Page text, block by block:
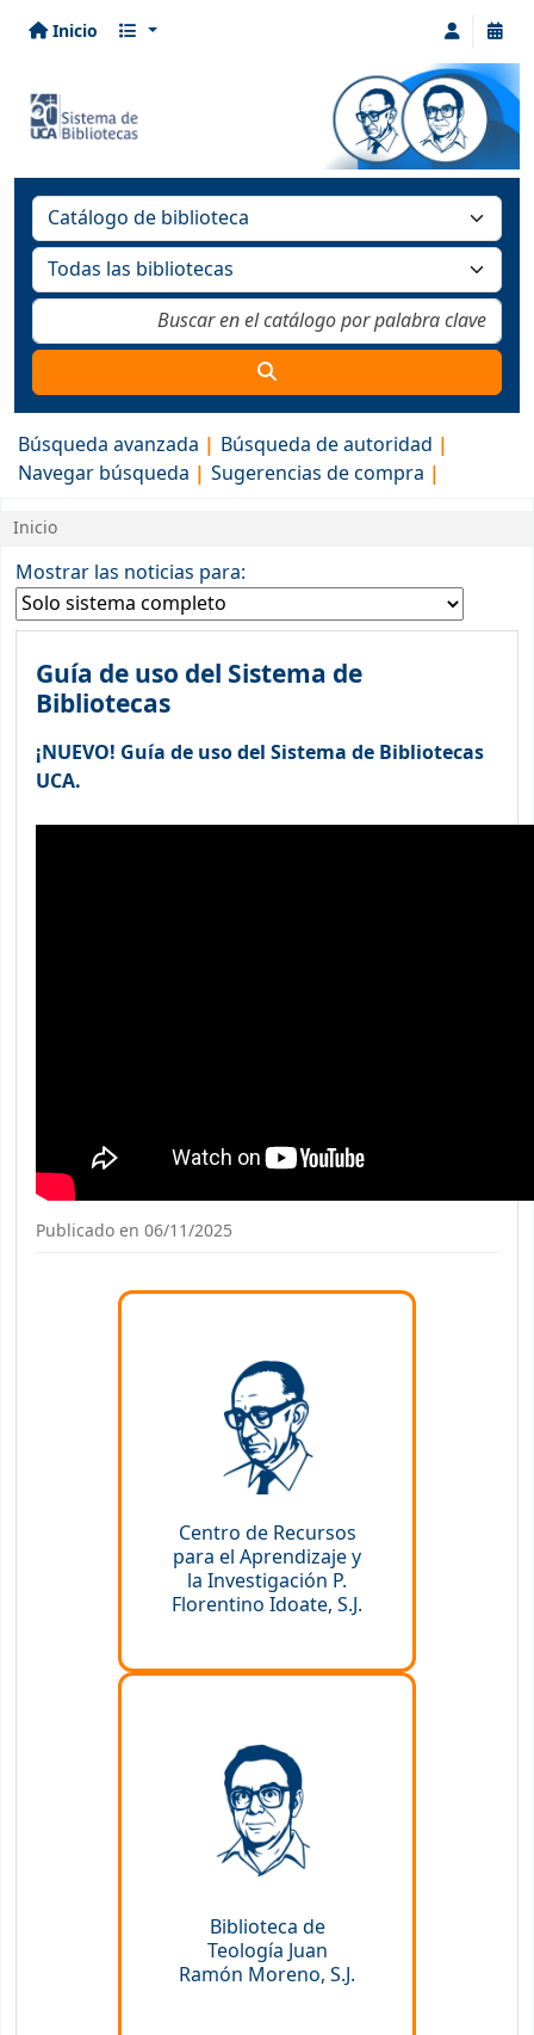
Inicio
Búsqueda avanzada
Búsqueda de autoridad
Navegar búsqueda
Sugerencias de compra
Inicio
Inicio
Noticias
Mostrar las noticias para:
Guía de uso del Sistema de
Bibliotecas
¡NUEVO! Guía de uso del Sistema de Bibliotecas
UCA.
Publicado en 06/11/2025
Centro de Recursos
para el Aprendizaje y
la Investigación P.
Florentino Idoate, S.J.
Biblioteca de
Teología Juan
Ramón Moreno, S.J.